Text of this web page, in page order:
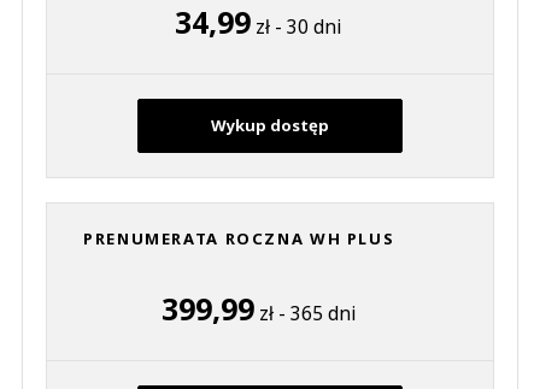
34,99 zł - 30 dni
Wykup dostęp
PRENUMERATA ROCZNA WH PLUS
399,99zł - 365 dni